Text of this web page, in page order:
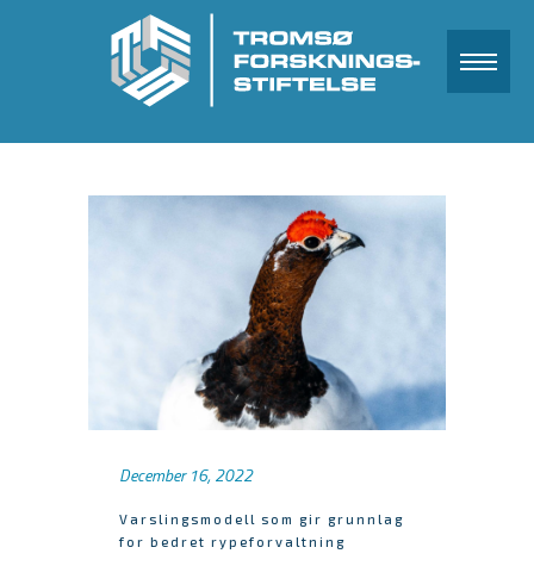
December 16, 2022
Varslingsmodell som gir grunnlag
for bedret rypeforvaltning